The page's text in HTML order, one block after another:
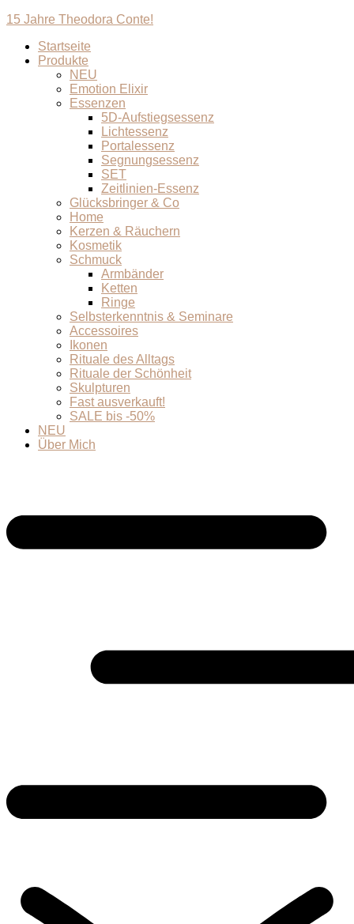
15 Jahre Theodora Conte!
Startseite
Produkte
NEU
Emotion Elixir
Essenzen
5D-Aufstiegsessenz
Lichtessenz
Portalessenz
Segnungsessenz
SET
Zeitlinien-Essenz
Glücksbringer & Co
Home
Kerzen & Räuchern
Kosmetik
Schmuck
Armbänder
Ketten
Ringe
Selbsterkenntnis & Seminare
Accessoires
Ikonen
Rituale des Alltags
Rituale der Schönheit
Skulpturen
Fast ausverkauft!
SALE bis -50%
NEU
Über Mich